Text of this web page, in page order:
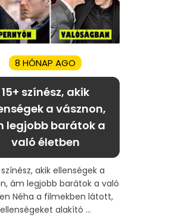
8 HÓNAP AGO
15+ színész, akik
a vásznon,
legjobb barátok a
való életben
színész, akik ellenségek a
ám legjobb barátok a való
Néha a filmekben látott,
ellenségeket alakító ...